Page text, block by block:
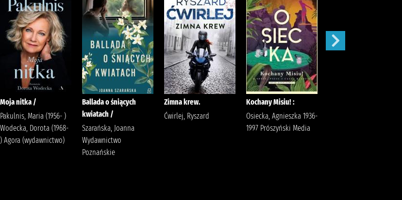
Moja nitka /
Pakulnis, Maria (1956- )
Wodecka, Dorota (1968-
) Agora (wydawnictwo)
Ballada o śniących
kwiatach /
Szarańska, Joanna
Wydawnictwo
Poznańskie
Zimna krew.
Ćwirlej, Ryszard
Kochany Misiu! :
Osiecka, Agnieszka 1936-
1997 Prószyński Media